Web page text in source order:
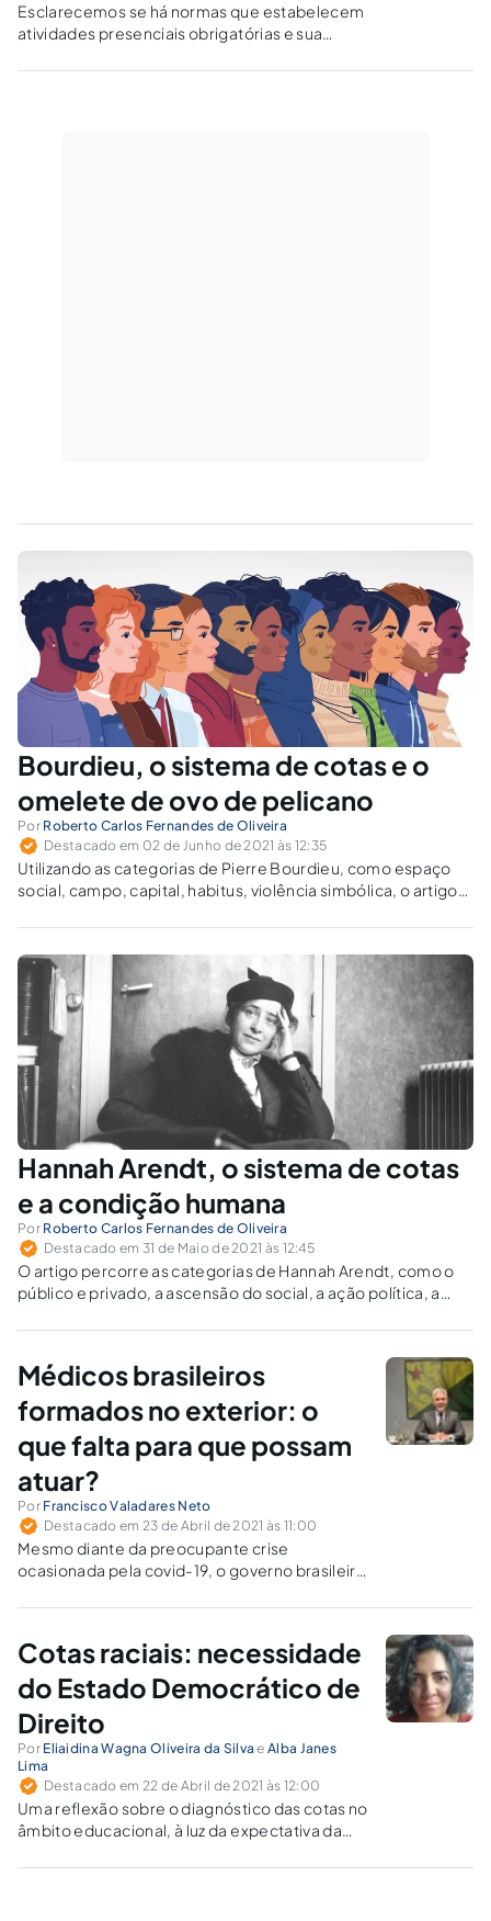
Esclarecemos se há normas que estabelecem
atividades presenciais obrigatórias e sua
graduação a distância.
Bourdieu, o sistema de cotas e o
omelete de ovo de pelicano
Por Roberto Carlos Fernandes de Oliveira
Destacado em 02 de Junho de 2021 às 12:35
Utilizando as categorias de Pierre Bourdieu, como espaço
social, campo, capital, habitus, violência simbólica, o artigo
de cotas aos processos da pedagogia racional e subversão
do campo científico.
Hannah Arendt, o sistema de cotas
e a condição humana
Por Roberto Carlos Fernandes de Oliveira
Destacado em 31 de Maio de 2021 às 12:45
O artigo percorre as categorias de Hannah Arendt, como o
público e privado, a ascensão do social, a ação política, a
uma aproximação com o sistema de cotas, instituído pela Lei
Médicos brasileiros
formados no exterior: o
que falta para que possam
atuar?
Por Francisco Valadares Neto
Destacado em 23 de Abril de 2021 às 11:00
Mesmo diante da preocupante crise
ocasionada pela covid-19, o governo brasileiro
diplomas de brasileiros graduados em
Cotas raciais: necessidade
do Estado Democrático de
Direito
Por Eliaidina Wagna Oliveira da Silva eAlba Janes
Lima
Destacado em 22 de Abril de 2021 às 12:00
Uma reflexão sobre o diagnóstico das cotas no
âmbito educacional, à luz da expectativa da
multicultural e benéfico a todos.